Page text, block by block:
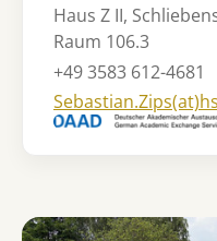
Haus Z II,
Raum 106.3
+49 3583 612-4681